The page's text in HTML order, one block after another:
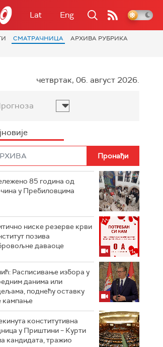
Lat Eng
СМАТРАЧНИЦА
АРХИВА РУБРИКА
четвртак, 06. август 2026.
85 година од
у Пребиловцима
ниске резерве крви
позива
даваоце
Расписивање избора у
данима или
поднећу оставку
кампање
конститутивна
у Приштини – Курти
кандидата, тражио